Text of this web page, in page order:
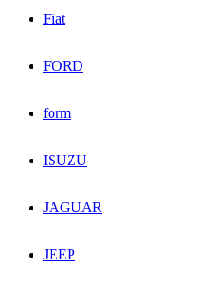
Fiat
FORD
form
ISUZU
JAGUAR
JEEP